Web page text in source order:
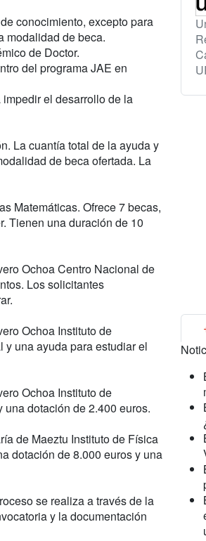
conocimiento, excepto para
modalidad de beca.
de Doctor.
del programa JAE en
el desarrollo de la
La cuantía total de la ayuda y
de beca ofertada. La
Matemáticas. Ofrece 7 becas,
Tienen una duración de 10
Ochoa Centro Nacional de
Los solicitantes
Ochoa Instituto de
una ayuda para estudiar el
Ochoa Instituto de
dotación de 2.400 euros.
de Maeztu Instituto de Física
dotación de 8.000 euros y una
se realiza a través de la
y la documentación